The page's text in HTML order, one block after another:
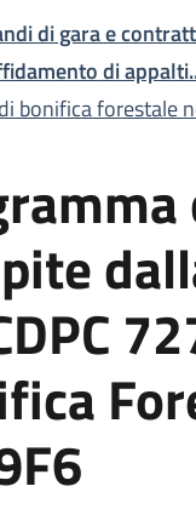
di gara e
di
bonifica forestale